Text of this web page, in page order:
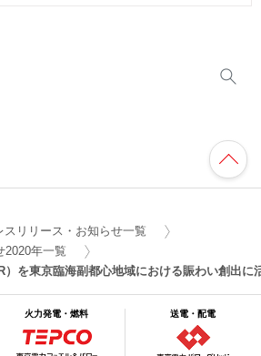
スリリース・お知らせ一覧
2020年一覧
）を東京臨海副都心地域における賑わい創出に
火力発電・燃料 送電・配電